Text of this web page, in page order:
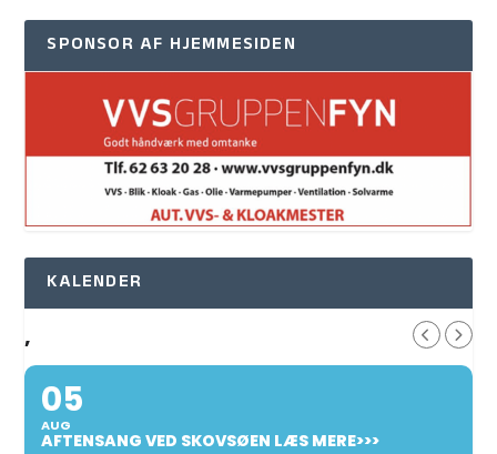
SPONSOR AF HJEMMESIDEN
KALENDER
,
05
AUG
AFTENSANG VED SKOVSØEN LÆS MERE>>>